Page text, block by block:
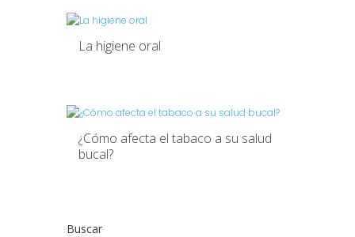
La higiene oral
¿Cómo afecta el tabaco a su salud
bucal?
Buscar